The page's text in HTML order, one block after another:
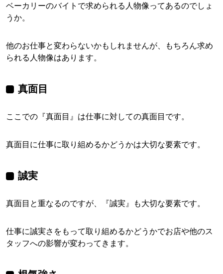
ベーカリーのバイトで求められる人物像ってあるのでしょ
うか。
他のお仕事と変わらないかもしれませんが、もちろん求め
られる人物像はあります。
真面目
ここでの『真面目』は仕事に対しての真面目です。
真面目に仕事に取り組めるかどうかは大切な要素です。
誠実
真面目と重なるのですが、『誠実』も大切な要素です。
仕事に誠実さをもって取り組めるかどうかでお店や他のス
タッフへの影響が変わってきます。